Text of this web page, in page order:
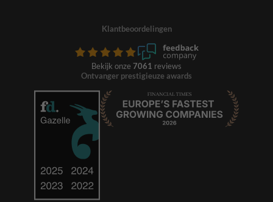
Klantbeoordelingen
Bekijk onze 7061 reviews
Ontvanger prestigieuze awards